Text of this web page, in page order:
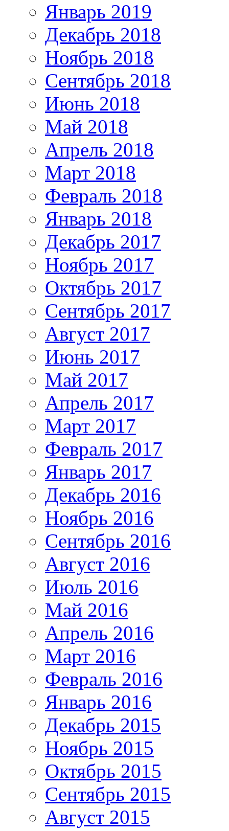
Январь 2019
Декабрь 2018
Ноябрь 2018
Сентябрь 2018
Июнь 2018
Май 2018
Апрель 2018
Март 2018
Февраль 2018
Январь 2018
Декабрь 2017
Ноябрь 2017
Октябрь 2017
Сентябрь 2017
Август 2017
Июнь 2017
Май 2017
Апрель 2017
Март 2017
Февраль 2017
Январь 2017
Декабрь 2016
Ноябрь 2016
Сентябрь 2016
Август 2016
Июль 2016
Май 2016
Апрель 2016
Март 2016
Февраль 2016
Январь 2016
Декабрь 2015
Ноябрь 2015
Октябрь 2015
Сентябрь 2015
Август 2015